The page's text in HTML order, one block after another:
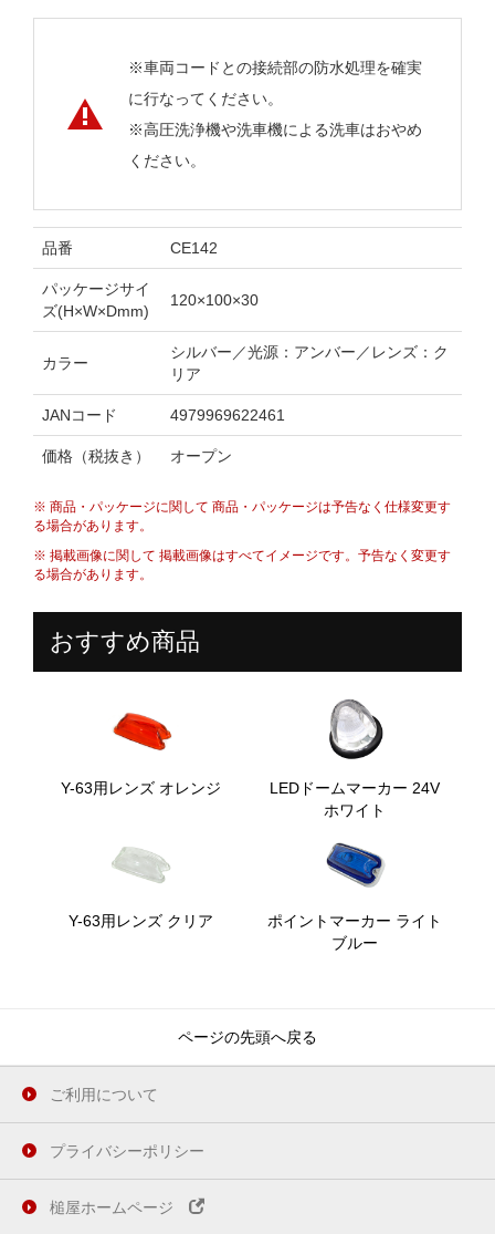
※車両コードとの接続部の防水処理を確実
に行なってください。
※高圧洗浄機や洗車機による洗車はおやめ
ください。
品番 CE142
パッケージサイ
ズ(H×W×Dmm)
120×100×30
カラー
シルバー／光源：アンバー／レンズ：ク
リア
JANコード 4979969622461
価格（税抜き） オープン
※ 商品・パッケージに関して 商品・パッケージは予告なく仕様変更す
る場合があります。
※ 掲載画像に関して 掲載画像はすべてイメージです。予告なく変更す
る場合があります。
おすすめ商品
Y-63用レンズ オレンジ
LEDドームマーカー 24V
ホワイト
Y-63用レンズ クリア
ポイントマーカー ライト
ブルー
ページの先頭へ戻る
ご利用について
プライバシーポリシー
槌屋ホームページ